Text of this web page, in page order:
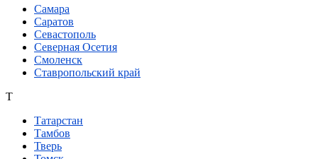
Самара
Саратов
Севастополь
Северная Осетия
Смоленск
Ставропольский край
Т
Татарстан
Тамбов
Тверь